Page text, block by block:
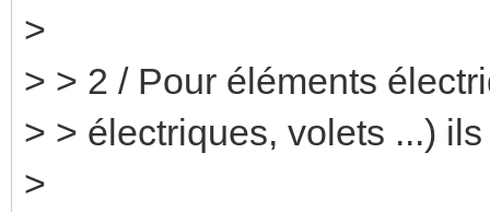
>
> > 2 / Pour éléments
> > électriques, volets ...)
>